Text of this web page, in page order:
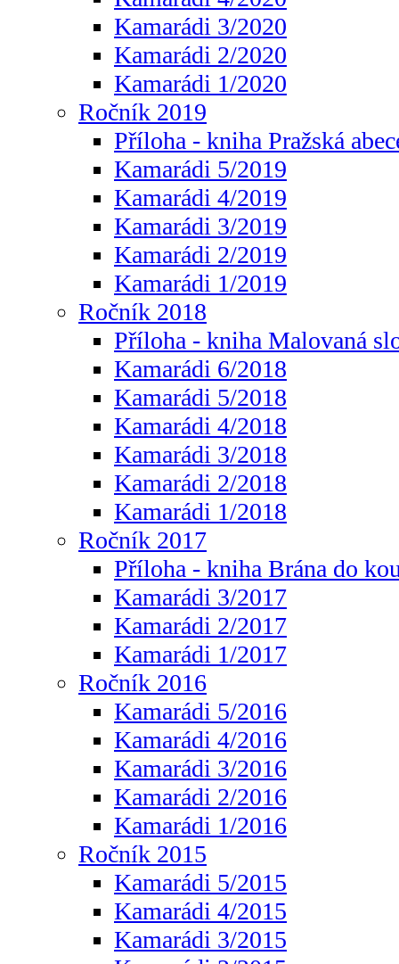
Kamarádi 3/2020
Kamarádi 2/2020
Kamarádi 1/2020
Ročník 2019
Příloha - kniha Pražská
Kamarádi 5/2019
Kamarádi 4/2019
Kamarádi 3/2019
Kamarádi 2/2019
Kamarádi 1/2019
Ročník 2018
Příloha - kniha Malovaná
Kamarádi 6/2018
Kamarádi 5/2018
Kamarádi 4/2018
Kamarádi 3/2018
Kamarádi 2/2018
Kamarádi 1/2018
Ročník 2017
Příloha - kniha Brána do
Kamarádi 3/2017
Kamarádi 2/2017
Kamarádi 1/2017
Ročník 2016
Kamarádi 5/2016
Kamarádi 4/2016
Kamarádi 3/2016
Kamarádi 2/2016
Kamarádi 1/2016
Ročník 2015
Kamarádi 5/2015
Kamarádi 4/2015
Kamarádi 3/2015